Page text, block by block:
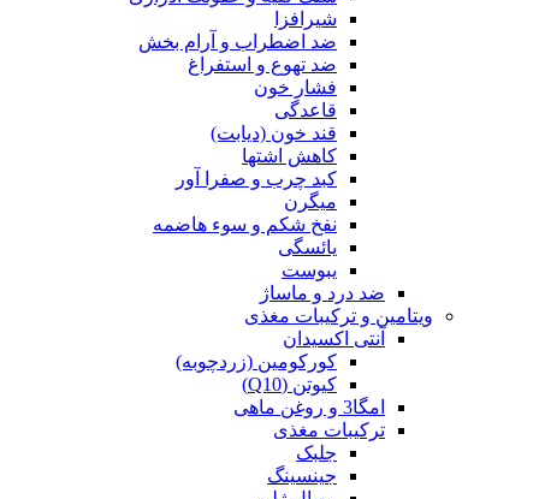
شیرافزا
ضد اضطراب و آرام بخش
ضد تهوع و استفراغ
فشار خون
قاعدگی
قند خون (دیابت)
کاهش اشتها
کبد چرب و صفرا آور
میگرن
نفخ شکم و سوء هاضمه
یائسگی
یبوست
ضد درد و ماساژ
ویتامین و ترکیبات مغذی
آنتی اکسیدان
کورکومین (زردچوبه)
کیوتن (Q10)
امگا3 و روغن ماهی
ترکیبات مغذی
جلبک
جینسینگ